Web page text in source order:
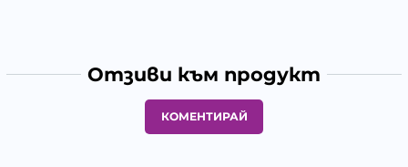
Отзиви към продукт
КОМЕНТИРАЙ